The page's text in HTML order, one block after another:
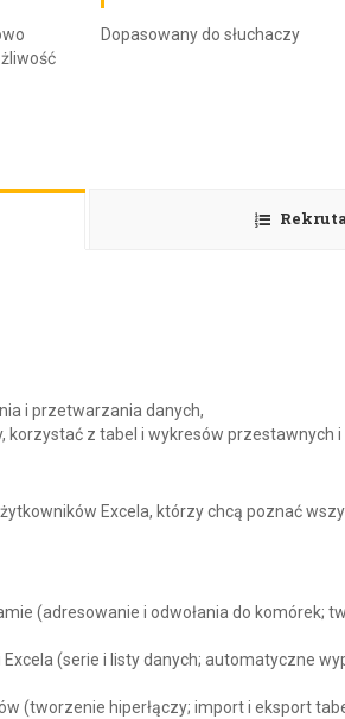
Dopasowany do słuchaczy
i przetwarzania danych,
z tabel i wykresów przestawnych
Excela, którzy chcą poznać
(adresowanie i odwołania do komórek;
(serie i listy danych; automatyczne
(tworzenie hiperłączy; import i eksport